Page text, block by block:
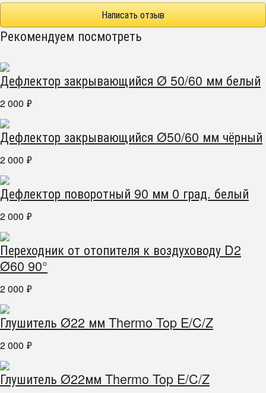
Написать отзыв
Рекомендуем посмотреть
Дефлектор закрывающийся Ø 50/60 мм белый
2 000 ₽
Дефлектор закрывающийся Ø50/60 мм чёрный
2 000 ₽
Дефлектор поворотный 90 мм 0 град. белый
2 000 ₽
Переходник от отопителя к воздуховоду D2
Ø60 90°
2 000 ₽
Глушитель Ø22 мм Thermo Top E/C/Z
2 000 ₽
Глушитель Ø22мм Thermo Top E/C/Z